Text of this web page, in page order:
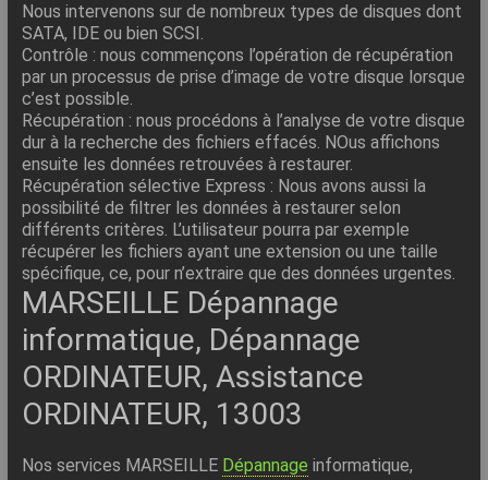
Nous intervenons sur de nombreux types de disques dont
SATA, IDE ou bien SCSI.
Contrôle : nous commençons l’opération de récupération
par un processus de prise d’image de votre disque lorsque
c’est possible.
Récupération : nous procédons à l’analyse de votre disque
dur à la recherche des fichiers effacés. NOus affichons
ensuite les données retrouvées à restaurer.
Récupération sélective Express : Nous avons aussi la
possibilité de filtrer les données à restaurer selon
différents critères. L’utilisateur pourra par exemple
récupérer les fichiers ayant une extension ou une taille
spécifique, ce, pour n’extraire que des données urgentes.
MARSEILLE Dépannage
informatique, Dépannage
ORDINATEUR, Assistance
ORDINATEUR, 13003
Nos services MARSEILLE Dépannage informatique,